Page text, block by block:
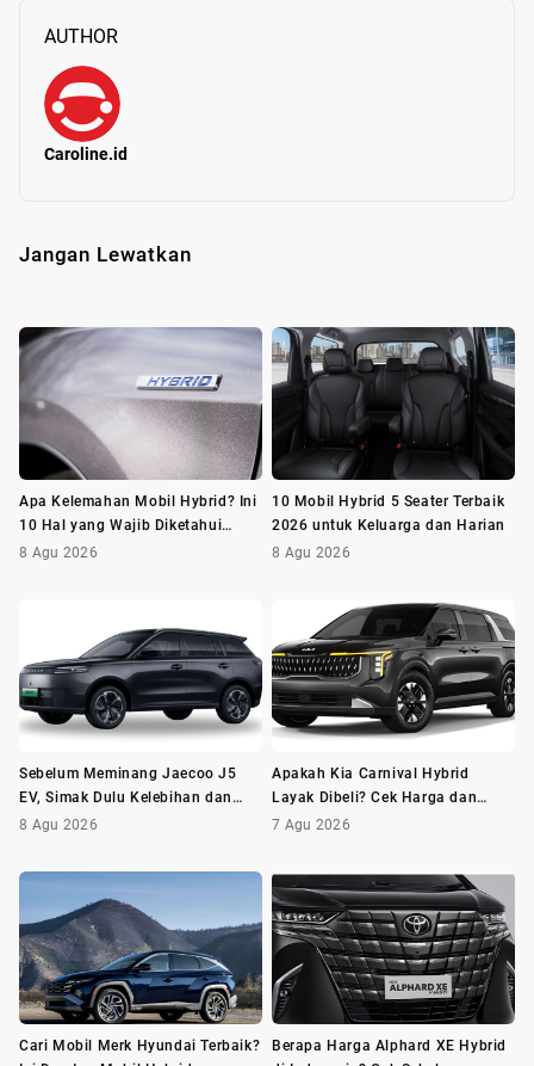
AUTHOR
Caroline.id
Jangan Lewatkan
Apa Kelemahan Mobil Hybrid? Ini
10 Hal yang Wajib Diketahui
Sebelum Membeli
8 Agu 2026
10 Mobil Hybrid 5 Seater Terbaik
2026 untuk Keluarga dan Harian
8 Agu 2026
Sebelum Meminang Jaecoo J5
EV, Simak Dulu Kelebihan dan
Kekurangannya
8 Agu 2026
Apakah Kia Carnival Hybrid
Layak Dibeli? Cek Harga dan
Minusnya Dulu
7 Agu 2026
Cari Mobil Merk Hyundai Terbaik?
Berapa Harga Alphard XE Hybrid